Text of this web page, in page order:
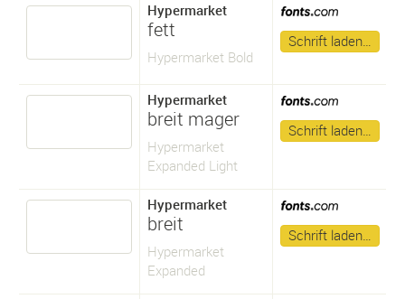
Hypermarket
fett
Hypermarket Bold
Schrift laden…
Hypermarket
breit mager
Hypermarket
Expanded Light
Schrift laden…
Hypermarket
breit
Hypermarket
Expanded
Schrift laden…